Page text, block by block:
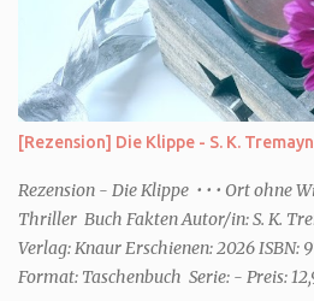
Spülmaschine dürfen oder ähnliches,
entnehmen können. Rezepte gibt es
Online ein paar Rezepte für die
Gerätes. Für den Aufbau habe ich
Optik Die Optik ist nett. Sie erinnert
eine Kaffeemaschine. Farblich ist sie
würde sagen Retro meets Moderne.
[Rezension] Die Klippe - S. K.
Rezension - Die Klippe • • • Ort ohne
Thriller Buch Fakten Autor/in: S. K.
Verlag: Knaur Erschienen: 2026 ISBN:
Format: Taschenbuch Serie: - Preis: